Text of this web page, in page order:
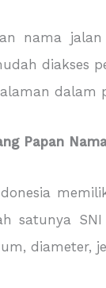
nama
diakses
dalam
Papan
satunya
diameter,